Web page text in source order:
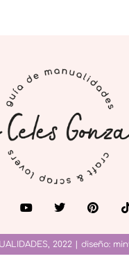
2022 | diseño: